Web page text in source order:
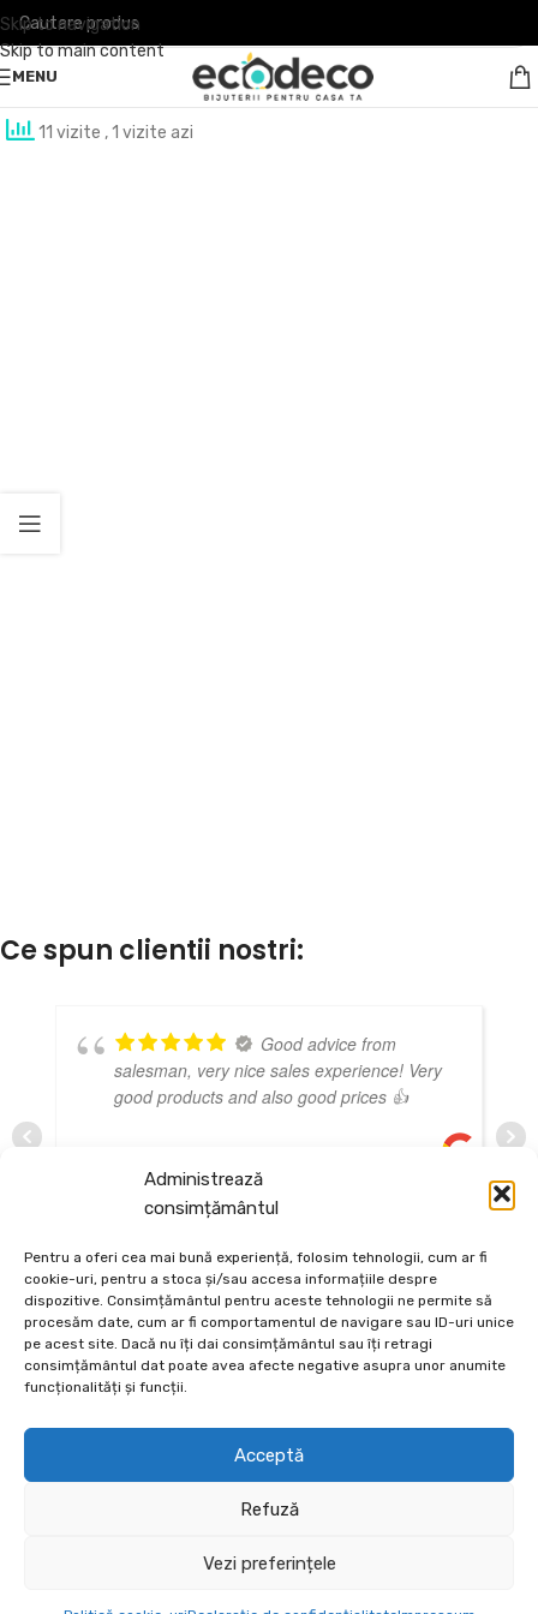
Administrează
consimțământul
Pentru a oferi cea mai bună experiență, folosim tehnologii, cum ar fi
cookie-uri, pentru a stoca și/sau accesa informațiile despre
dispozitive. Consimțământul pentru aceste tehnologii ne permite să
procesăm date, cum ar fi comportamentul de navigare sau ID-uri unice
pe acest site. Dacă nu îți dai consimțământul sau îți retragi
consimțământul dat poate avea afecte negative asupra unor anumite
funcționalități și funcții.
Acceptă
Refuză
Vezi preferințele
Skip to navigation
Skip to main content
MENU
11 vizite , 1 vizite azi
Ce spun clientii nostri:
Good advice from
salesman, very nice sales experience! Very
good products and also good prices 👍
LAURA LOLEA
OCTOMBRIE 3, 2024
Depozit En-Gross și En-Detail